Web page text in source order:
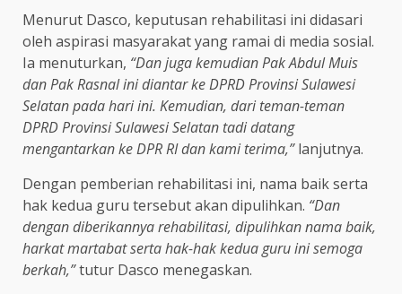
Menurut Dasco, keputusan rehabilitasi ini didasari
oleh aspirasi masyarakat yang ramai di media sosial.
Ia menuturkan, “Dan juga kemudian Pak Abdul Muis
dan Pak Rasnal ini diantar ke DPRD Provinsi Sulawesi
Selatan pada hari ini. Kemudian, dari teman-teman
DPRD Provinsi Sulawesi Selatan tadi datang
mengantarkan ke DPR RI dan kami terima,”lanjutnya.
Dengan pemberian rehabilitasi ini, nama baik serta
hak kedua guru tersebut akan dipulihkan. “Dan
dengan diberikannya rehabilitasi, dipulihkan nama baik,
harkat martabat serta hak-hak kedua guru ini semoga
berkah,”tutur Dasco menegaskan.